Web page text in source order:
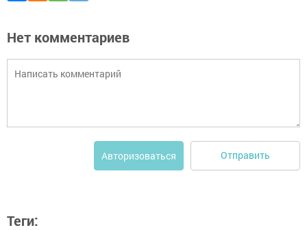
Нет комментариев
Авторизоваться Отправить
Теги: